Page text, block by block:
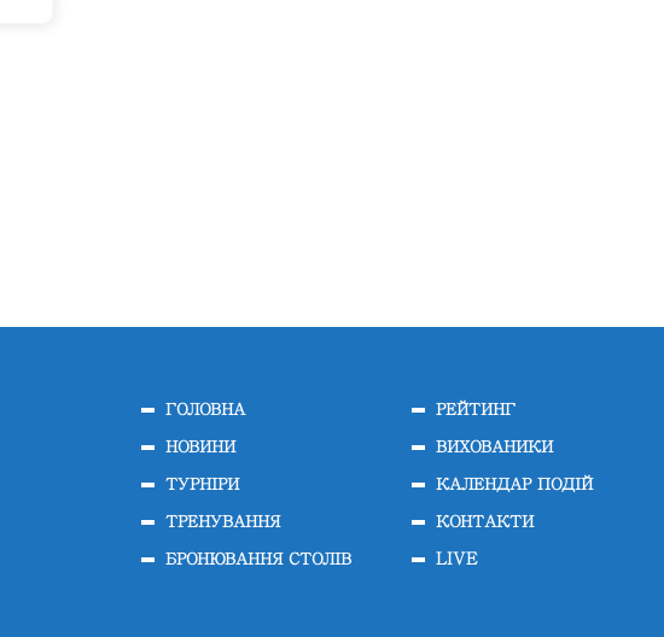
ГОЛОВНА
НОВИНИ
ТУРНІРИ
ТРЕНУВАННЯ
БРОНЮВАННЯ СТОЛІВ
РЕЙТИНГ
ВИХОВАНИКИ
КАЛЕНДАР ПОДІЙ
КОНТАКТИ
LIVE